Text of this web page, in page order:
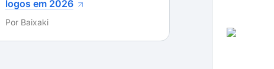
logos em 2026
Por Baixaki